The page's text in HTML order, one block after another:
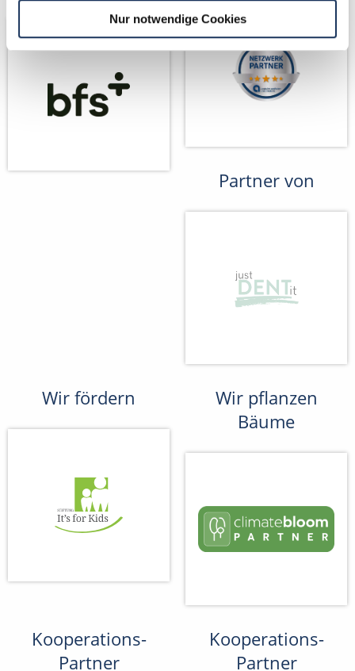
Nur notwendige Cookies
Partner von
Wir fördern
Wir pflanzen
Bäume
Kooperations-
Partner
Kooperations-
Partner